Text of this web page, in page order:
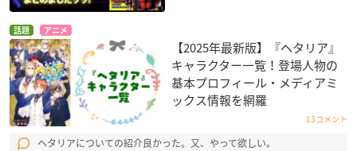
話題 アニメ
【2025年最新版】『ヘタリア』
キャラクター一覧！登場人物の
基本プロフィール・メディアミ
ックス情報を網羅
13コメント
ヘタリアについての紹介良かった。又、やって欲しい。